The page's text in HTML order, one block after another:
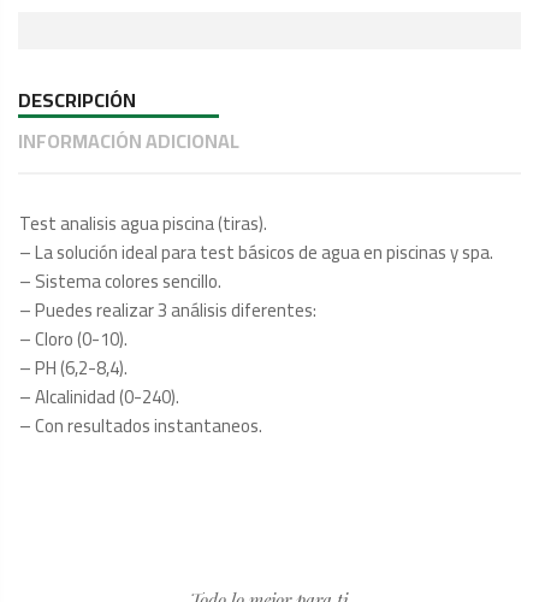
DESCRIPCIÓN
INFORMACIÓN ADICIONAL
Test analisis agua piscina (tiras).
– La solución ideal para test básicos de agua en piscinas y spa.
– Sistema colores sencillo.
– Puedes realizar 3 análisis diferentes:
– Cloro (0-10).
– PH (6,2-8,4).
– Alcalinidad (0-240).
– Con resultados instantaneos.